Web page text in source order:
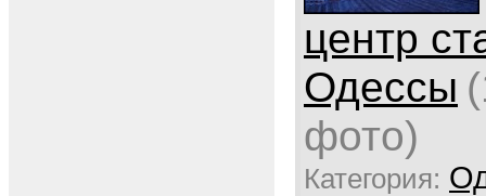
центр
Одессы
фото)
Категория: